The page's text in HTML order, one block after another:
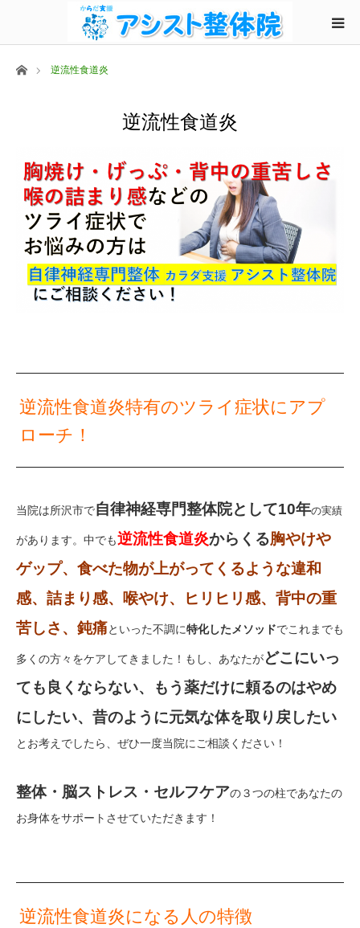
ホーム逆流性食道炎
逆流性食道炎
逆流性食道炎特有のツライ症状にアプ
ローチ！
当院は所沢市で自律神経専門整体院として10年の実績
があります。中でも逆流性食道炎からくる胸やけや
ゲップ、食べた物が上がってくるような違和
感、詰まり感、喉やけ、ヒリヒリ感、背中の重
苦しさ、鈍痛といった不調に特化したメソッドでこれまでも
多くの方々をケアしてきました！もし、あなたがどこにいっ
ても良くならない、もう薬だけに頼るのはやめ
にしたい、昔のように元気な体を取り戻したい
とお考えでしたら、ぜひ一度当院にご相談ください！
整体・脳ストレス・セルフケアの３つの柱であなたの
お身体をサポートさせていただきます！
逆流性食道炎になる人の特徴